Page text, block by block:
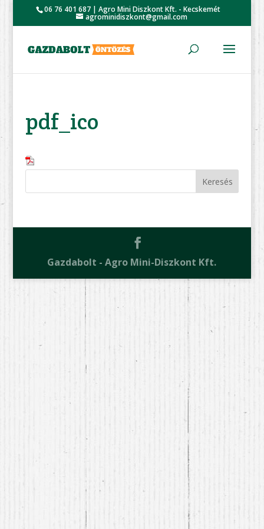
06 76 401 687 | Agro Mini Diszkont Kft. - Kecskemét
agrominidiszkont@gmail.com
pdf_ico
Gazdabolt - Agro Mini-Diszkont Kft.